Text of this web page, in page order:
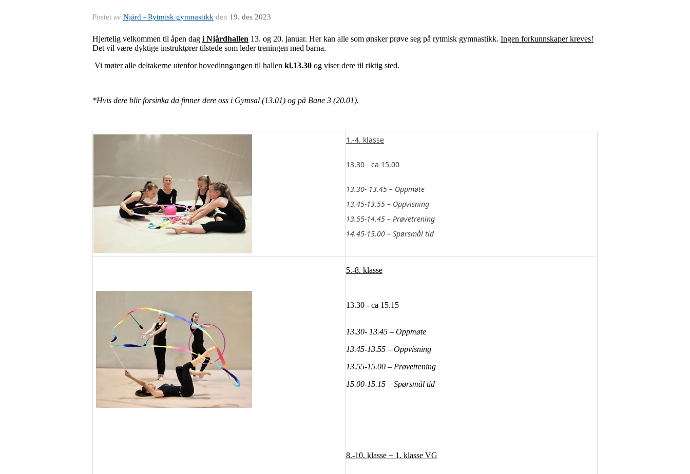
Postet av Njård - Rytmisk gymnastikk den 19. des 2023
Hjertelig velkommen til åpen dag i Njårdhallen 13. og 20. januar. Her kan alle som ønsker prøve seg på rytmisk gymnastikk. Ingen forkunnskaper kreves!
Det vil være dyktige instruktører tilstede som leder treningen med barna.
Vi møter alle deltakerne utenfor hovedinngangen til hallen kl.13.30 og viser dere til riktig sted.
*Hvis dere blir forsinka da finner dere oss i Gymsal (13.01) og på Bane 3 (20.01).
1.-4. klasse
13.30 - ca 15.00
13.30- 13.45 – Oppmøte
13.45-13.55 – Oppvisning
13.55-14.45 – Prøvetrening
14.45-15.00 – Spørsmål tid
5.-8. klasse
13.30 - ca 15.15
13.30- 13.45 – Oppmøte
13.45-13.55 – Oppvisning
13.55-15.00 – Prøvetrening
15.00-15.15 – Spørsmål tid
8.-10. klasse + 1. klasse VG